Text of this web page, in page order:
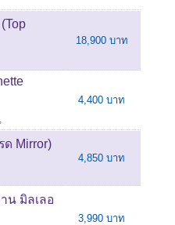
18,900 บาท
4,400 บาท
ด Mirror)
4,850 บาท
น มิลเลอ
3,990 บาท